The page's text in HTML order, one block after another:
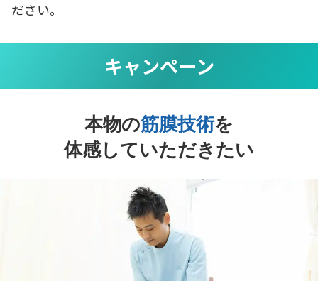
ださい。
キャンペーン
本物の筋膜技術を
体感していただきたい